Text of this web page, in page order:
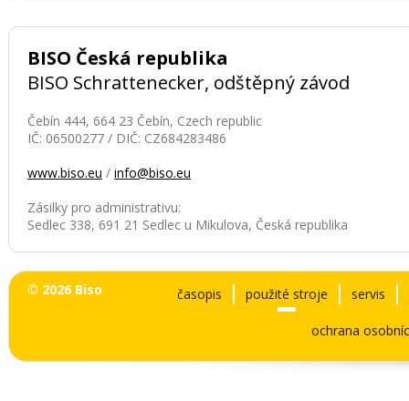
BISO Česká republika
BISO Schrattenecker, odštěpný závod
Čebín 444, 664 23 Čebín, Czech republic
IČ: 06500277 / DIČ: CZ684283486
www.biso.eu / info@biso.eu
Zásilky pro administrativu:
Sedlec 338, 691 21 Sedlec u Mikulova, Česká republika
© 2026 Biso časopis použité stroje servis
ochrana